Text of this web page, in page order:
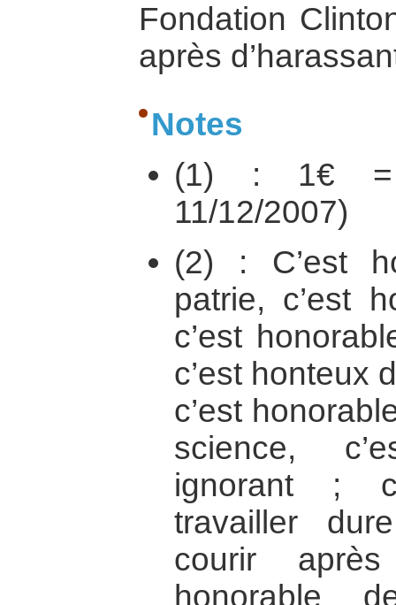
Fondation
après
Notes
(1) : 1€ =
11/12/2007)
(2) : C’est
patrie, c’est
c’est
c’est honteux
c’est
science,
ignorant ;
travailler
courir
honorable